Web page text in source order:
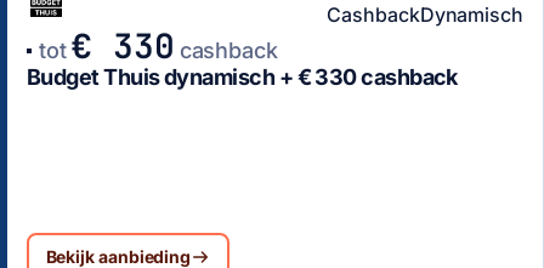
CashbackDynamisch
tot € 330 cashback
Budget Thuis dynamisch + € 330 cashback
Bekijk aanbieding